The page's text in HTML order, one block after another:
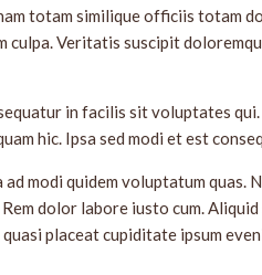
totam similique officiis totam
culpa. Veritatis suscipit
in facilis sit voluptates
hic. Ipsa sed modi et est
modi quidem voluptatum quas.
dolor labore iusto cum.
placeat cupiditate ipsum